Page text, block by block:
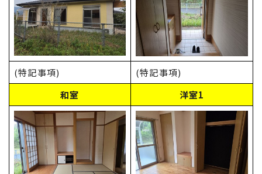
(特記事項)
(特記事項)
和室
洋室1